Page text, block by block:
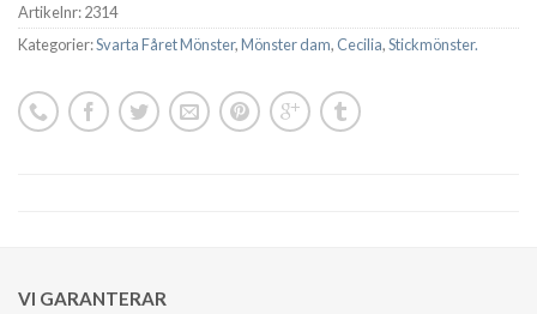
Artikelnr:2314
Kategorier:Svarta Fåret Mönster,Mönster dam, Cecilia,Stickmönster.
VI GARANTERAR